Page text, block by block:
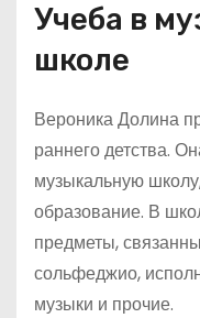
Учеба в
школе
Вероника Долина
раннего детства.
музыкальную
образование. В
предметы,
сольфеджио,
музыки и прочие.